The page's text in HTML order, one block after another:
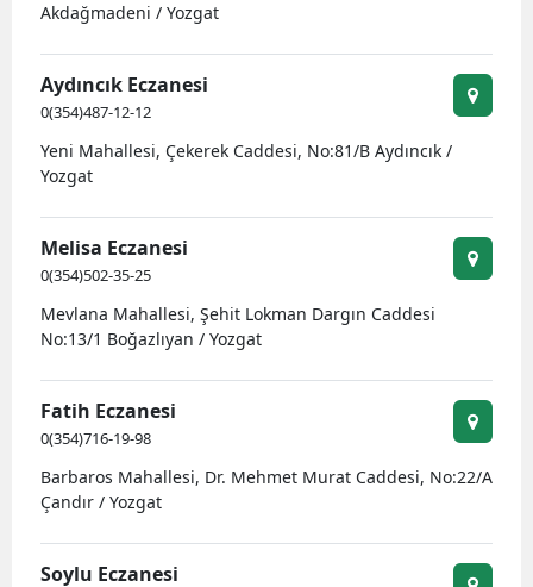
Akdağmadeni / Yozgat
Aydıncık Eczanesi
0(354)487-12-12
Yeni Mahallesi, Çekerek Caddesi, No:81/B Aydıncık /
Yozgat
Melisa Eczanesi
0(354)502-35-25
Mevlana Mahallesi, Şehit Lokman Dargın Caddesi
No:13/1 Boğazlıyan / Yozgat
Fatih Eczanesi
0(354)716-19-98
Barbaros Mahallesi, Dr. Mehmet Murat Caddesi, No:22/A
Çandır / Yozgat
Soylu Eczanesi